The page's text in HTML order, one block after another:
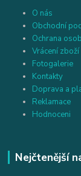
O nás
Obchodní
Ochrana
Vrácení zboží
Fotogalerie
Kontakty
Doprava a
Reklamace
Hodnoceni
Nejčtenější